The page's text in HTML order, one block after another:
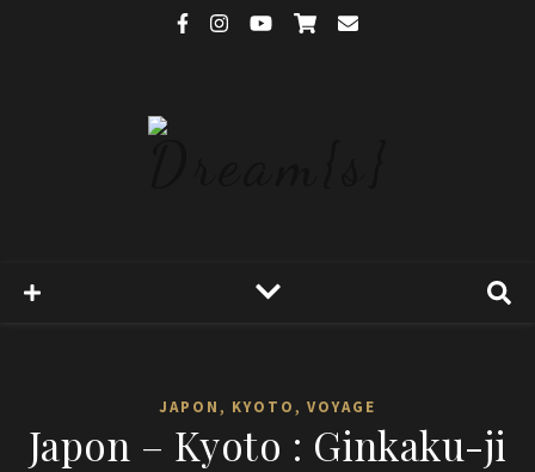
JAPON, KYOTO, VOYAGE
Japon – Kyoto : Ginkaku-ji